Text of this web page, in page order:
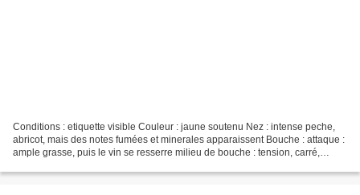
Conditions : etiquette visible Couleur : jaune soutenu Nez : intense peche,
abricot, mais des notes fumées et minerales apparaissent Bouche : attaque :
ample grasse, puis le vin se resserre milieu de bouche : tension, carré,